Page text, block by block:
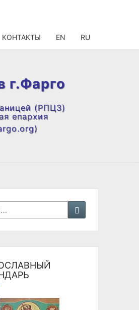
КОНТАКТЫ EN RU
г.Фарго
(РПЦЗ)
епархия